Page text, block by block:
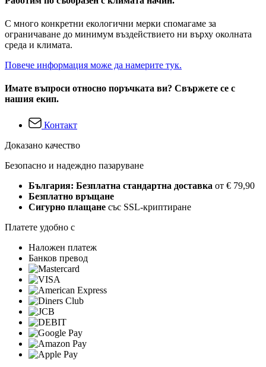
С много конкретни екологични мерки спомагаме за
ограничаване до минимум въздействието ни върху околната
среда и климата.
Повече информация може да намерите тук.
Имате въпроси относно поръчката ви? Свържете се с
нашия екип.
Контакт
Доказано качество
Безопасно и надеждно пазаруване
България: Безплатна стандартна доставка от € 79,90
Безплатно връщане
Сигурно плащане със SSL-криптиране
Платете удобно с
Наложен платеж
Банков превод